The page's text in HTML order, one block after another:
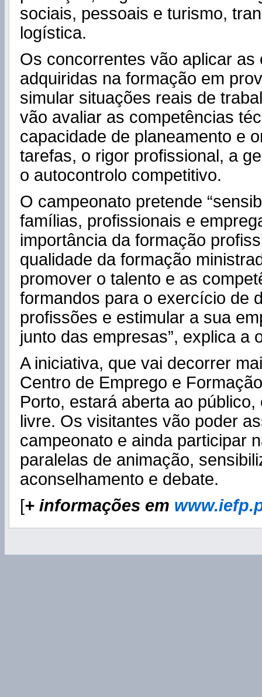
sociais, pessoais e turismo,
logística.
Os concorrentes vão aplicar as
adquiridas na formação em
simular situações reais de
vão avaliar as competências
capacidade de planeamento e
tarefas, o rigor profissional, a
o autocontrolo competitivo.
O campeonato pretende
famílias, profissionais e
importância da formação
qualidade da formação
promover o talento e as
formandos para o exercício de
profissões e estimular a sua
junto das empresas”, explica a
A iniciativa, que vai decorrer
Centro de Emprego e
Porto, estará aberta ao público,
livre. Os visitantes vão poder
campeonato e ainda participar
paralelas de animação,
aconselhamento e debate.
[+ informações em